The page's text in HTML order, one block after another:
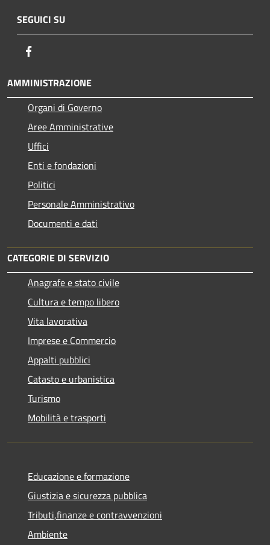
SEGUICI SU
AMMINISTRAZIONE
Organi di Governo
Aree Amministrative
Uffici
Enti e fondazioni
Politici
Personale Amministrativo
Documenti e dati
CATEGORIE DI SERVIZIO
Anagrafe e stato civile
Cultura e tempo libero
Vita lavorativa
Imprese e Commercio
Appalti pubblici
Catasto e urbanistica
Turismo
Mobilità e trasporti
Educazione e formazione
Giustizia e sicurezza pubblica
Tributi,finanze e contravvenzioni
Ambiente